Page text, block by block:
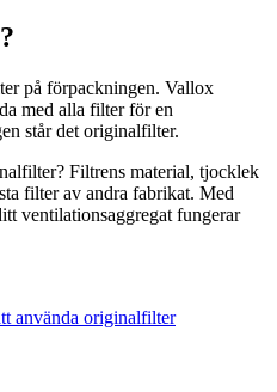
på förpackningen. Vallox
med alla filter för en
står det originalfilter.
Filtrens material, tjocklek
filter av andra fabrikat. Med
ventilationsaggregat fungerar
använda originalfilter